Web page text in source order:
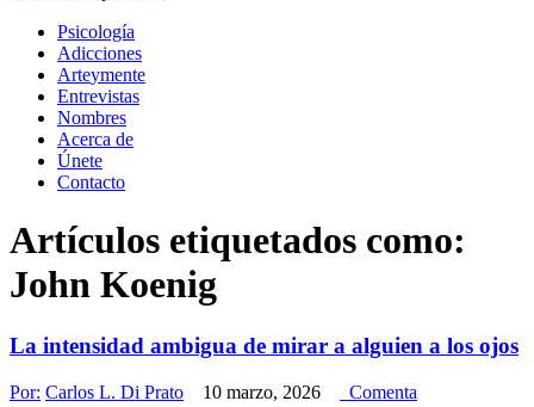
Psicología
Adicciones
Arteymente
Entrevistas
Nombres
Acerca de
Únete
Contacto
Artículos etiquetados como:
John Koenig
La intensidad ambigua de mirar a alguien a los ojos
Por: Carlos L. Di Prato 10 marzo, 2026
Comenta